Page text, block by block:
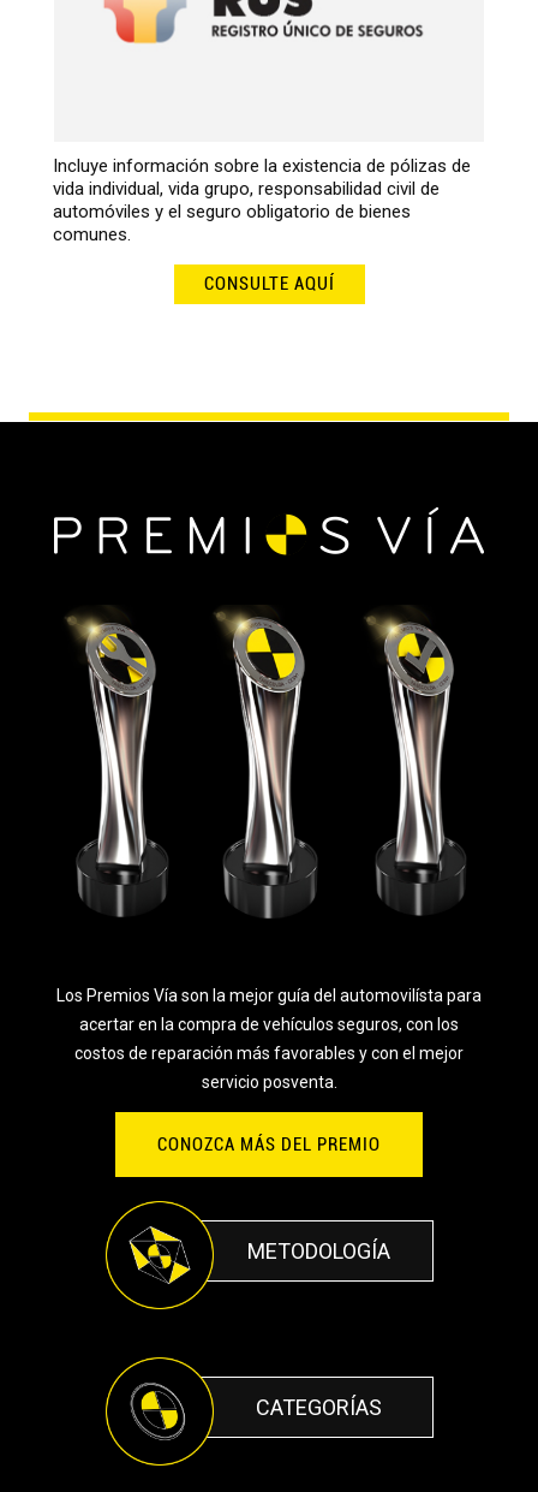
Incluye información sobre la existencia de pólizas de
vida individual, vida grupo, responsabilidad civil de
automóviles y el seguro obligatorio de bienes
comunes.
CONSULTE AQUÍ
Los Premios Vía son la mejor guía del automovilísta para
acertar en la compra de vehículos seguros, con los
costos de reparación más favorables y con el mejor
servicio posventa.
CONOZCA MÁS DEL PREMIO
METODOLOGÍA
CATEGORÍAS